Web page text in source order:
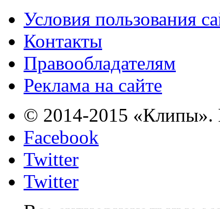
Условия пользования
Контакты
Правообладателям
Реклама на сайте
© 2014-2015 «Клипы».
Facebook
Twitter
Twitter